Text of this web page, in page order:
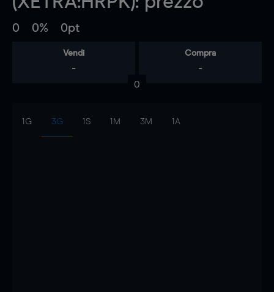
0 0% 0pt
Vendi
-
Compra
-
0
1G 3G 1S 1M 3M 1A